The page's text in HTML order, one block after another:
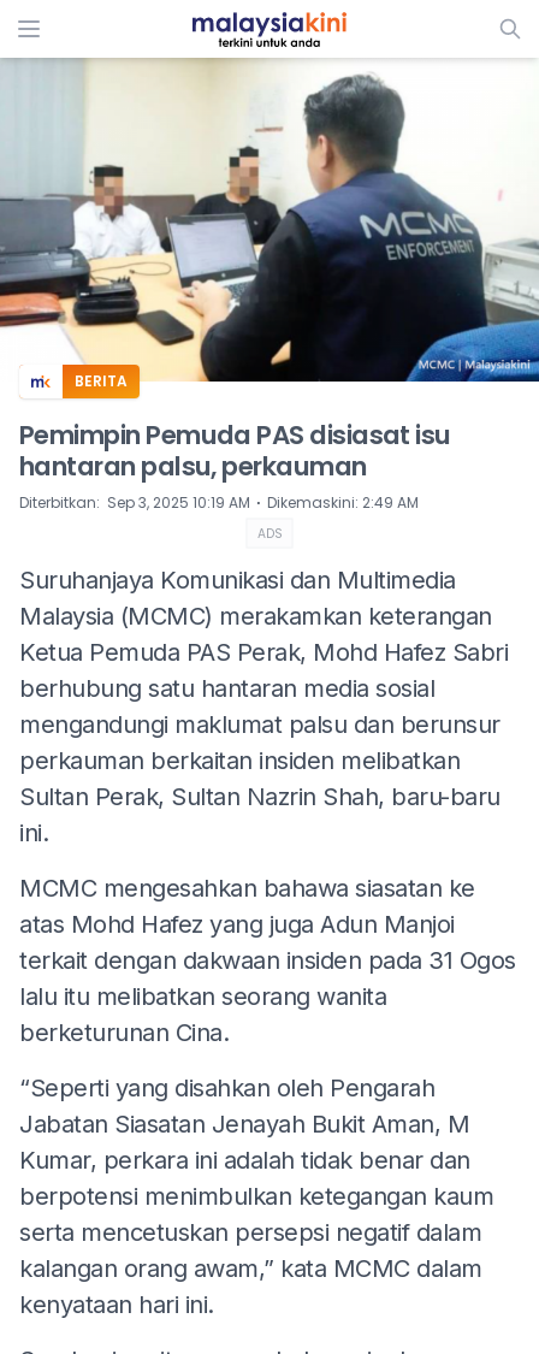
ADS
BERITA
Pemimpin Pemuda PAS disiasat isu
hantaran palsu, perkauman
Diterbitkan: Sep 3, 2025 10:19 AM ⋅ Dikemaskini: 2:49 AM
ADS
Suruhanjaya Komunikasi dan Multimedia
Malaysia (MCMC) merakamkan keterangan
Ketua Pemuda PAS Perak, Mohd Hafez Sabri
berhubung satu hantaran media sosial
mengandungi maklumat palsu dan berunsur
perkauman berkaitan insiden melibatkan
Sultan Perak, Sultan Nazrin Shah, baru-baru
ini.
MCMC mengesahkan bahawa siasatan ke
atas Mohd Hafez yang juga Adun Manjoi
terkait dengan dakwaan insiden pada 31 Ogos
lalu itu melibatkan seorang wanita
berketurunan Cina.
“Seperti yang disahkan oleh Pengarah
Jabatan Siasatan Jenayah Bukit Aman, M
Kumar, perkara ini adalah tidak benar dan
berpotensi menimbulkan ketegangan kaum
serta mencetuskan persepsi negatif dalam
kalangan orang awam,” kata MCMC dalam
kenyataan hari ini.